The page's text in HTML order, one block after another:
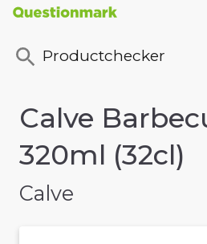
Productchecker
Calve
320ml (32cl)
Calve